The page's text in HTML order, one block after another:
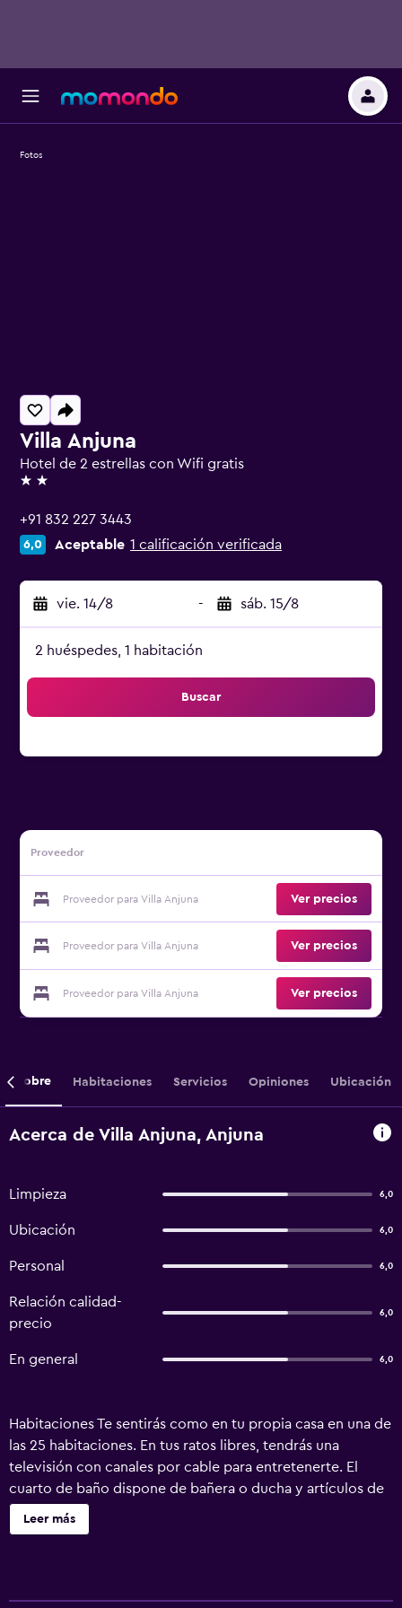
Villa Anjuna
Hotel de 2 estrellas con Wifi gratis
2 estrellas
+91 832 227 3443
6,0 Aceptable 1 calificación verificada
vie. 14/8 - sáb. 15/8
2 huéspedes, 1 habitación
Buscar
Proveedor
Proveedor para Villa Anjuna Ver precios
Proveedor para Villa Anjuna Ver precios
Proveedor para Villa Anjuna Ver precios
Fotos
Sobre Habitaciones Servicios Opiniones Ubicación
Acerca de Villa Anjuna, Anjuna
Limpieza 6,0
Ubicación 6,0
Personal 6,0
Relación calidad-
precio
6,0
En general 6,0
Habitaciones Te sentirás como en tu propia casa en una de
las 25 habitaciones. En tus ratos libres, tendrás una
televisión con canales por cable para entretenerte. El
cuarto de baño dispone de bañera o ducha y artículos de
tocador gratuitos. Las comodidades incluyen escritorio y
ventilador de techo, además de un servicio de limpieza
Leer más